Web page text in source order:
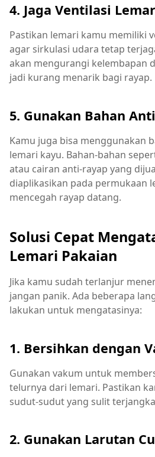
4. Jaga Ventilasi
Pastikan lemari kamu memiliki
agar sirkulasi udara tetap
akan mengurangi kelembapan
jadi kurang menarik bagi rayap.
5. Gunakan Bahan
Kamu juga bisa menggunakan
lemari kayu. Bahan-bahan
atau cairan anti-rayap yang
diaplikasikan pada permukaan
mencegah rayap datang.
Solusi Cepat
Lemari Pakaian
Jika kamu sudah terlanjur
jangan panik. Ada beberapa
lakukan untuk mengatasinya:
1. Bersihkan dengan
Gunakan vakum untuk
telurnya dari lemari. Pastikan
sudut-sudut yang sulit
2. Gunakan Larutan